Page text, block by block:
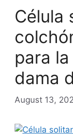
Célula
para
dama
August 13,